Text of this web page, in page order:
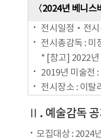
〈2024년 베니스
전시일정‧전시
전시총감독 : 미
* [참고] 2022년
2019년 미술전
전시장소 : 이탈
Ⅱ. 예술감독
모집대상 : 2024